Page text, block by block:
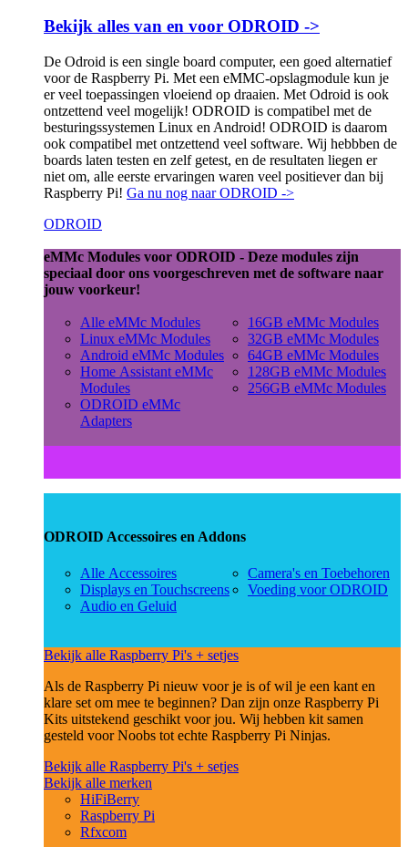
Bekijk alles van en voor ODROID ->
De Odroid is een single board computer, een goed alternatief
voor de Raspberry Pi. Met een eMMC-opslagmodule kun je
er veel toepassingen vloeiend op draaien. Met Odroid is ook
ontzettend veel mogelijk! ODROID is compatibel met de
besturingssystemen Linux en Android! ODROID is daarom
ook compatibel met ontzettend veel software. Wij hebbben de
boards laten testen en zelf getest, en de resultaten liegen er
niet om, alle eerste ervaringen waren veel positiever dan bij
Raspberry Pi! Ga nu nog naar ODROID ->
ODROID
eMMc Modules voor ODROID - Deze modules zijn
speciaal door ons voorgeschreven met de software naar
jouw voorkeur!
Alle eMMc Modules
Linux eMMc Modules
Android eMMc Modules
Home Assistant eMMc
Modules
ODROID eMMc
Adapters
16GB eMMc Modules
32GB eMMc Modules
64GB eMMc Modules
128GB eMMc Modules
256GB eMMc Modules
ODROID Accessoires en Addons
Alle Accessoires
Displays en Touchscreens
Audio en Geluid
Camera's en Toebehoren
Voeding voor ODROID
Bekijk alle Raspberry Pi's + setjes
Als de Raspberry Pi nieuw voor je is of wil je een kant en
klare set om mee te beginnen? Dan zijn onze Raspberry Pi
Kits uitstekend geschikt voor jou. Wij hebben kit samen
gesteld voor Noobs tot echte Raspberry Pi Ninjas.
Bekijk alle Raspberry Pi's + setjes
Bekijk alle merken
HiFiBerry
Raspberry Pi
Rfxcom